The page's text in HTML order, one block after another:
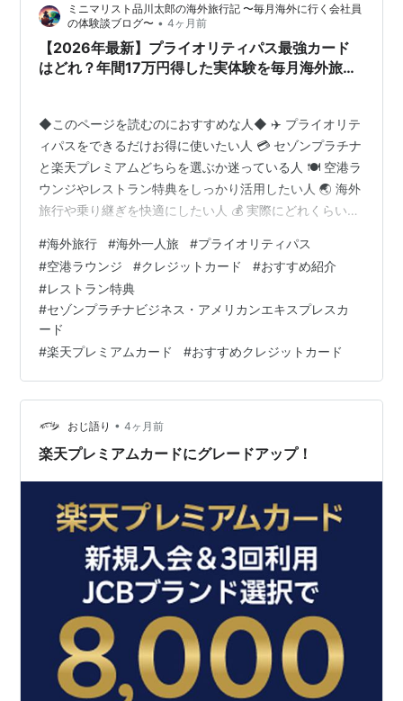
ムカードの選べる特典で火曜木曜はポイントUP。だけど
も楽天市場はそれだけじゃない。5と0の付く日のポイン
トUPもあるし、楽天イー…
ミニマリスト品川太郎の海外旅行記 〜毎月海外に行く会社員
の体験談ブログ〜 • 4ヶ月前
【2026年最新】プライオリティパス最強カード
はどれ？年間17万円得した実体験を毎月海外旅行
◆このページを読むのにおすすめな人◆ ✈️ プライオリテ
ィパスをできるだけお得に使いたい人 💳 セゾンプラチナ
と楽天プレミアムどちらを選ぶか迷っている人 🍽️ 空港ラ
ウンジやレストラン特典をしっかり活用したい人 🌏 海外
旅行や乗り継ぎを快適にしたい人 💰 実際にどれくらいお
にお得？」「どのクレジットカードを選べばいいの？」
🤔✈️ そんな疑問を持っている方に向けて、実際にプライ
オリティパスを使い倒している筆者の体験をもとに解説
します。 プライオリティパスがあれば、空港での待ち時
間をラウンジで快適に過ごしたり、レストラン特典で食
事を楽しんだりと、…
#海外旅行 #海外一人旅 #プライオリティパス
#空港ラウンジ #クレジットカード #おすすめ紹介
#レストラン特典
#セゾンプラチナビジネス・アメリカンエキスプレスカ
ード
#楽天プレミアムカード #おすすめクレジットカード
おじ語り • 4ヶ月前
楽天プレミアムカードにグレードアップ！